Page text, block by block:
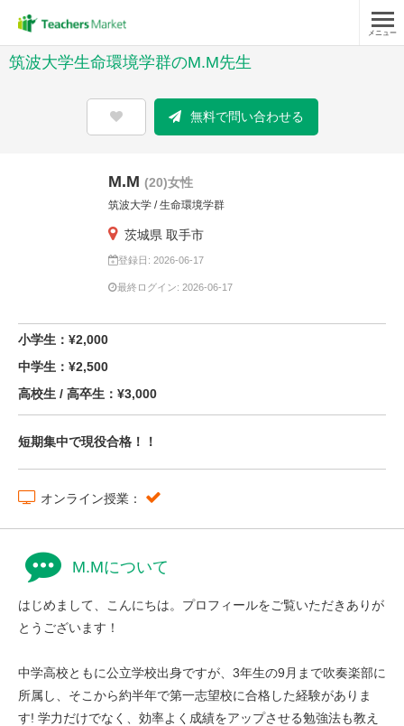
メニュー
筑波大学生命環境学群のM.M先生
無料で問い合わせる
M.M (20)女性
筑波大学 / 生命環境学群
茨城県 取手市
登録日: 2026-06-17
最終ログイン: 2026-06-17
小学生：¥2,000
中学生：¥2,500
高校生 / 高卒生：¥3,000
短期集中で現役合格！！
オンライン授業：
M.Mについて
はじめまして、こんにちは。プロフィールをご覧いただきありが
とうございます！
中学高校ともに公立学校出身ですが、3年生の9月まで吹奏楽部に
所属し、そこから約半年で第一志望校に合格した経験がありま
す! 学力だけでなく、効率よく成績をアップさせる勉強法も教え